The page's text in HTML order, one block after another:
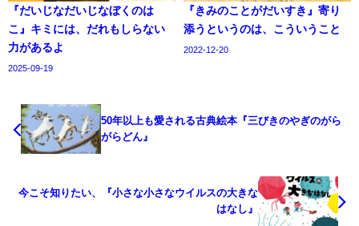
『だいじなだいじなぼくのは
こ』キミには、だれもしらない
力があるよ
2025-09-19
『きみのことがだいすき』寄り
添うというのは、こういうこと
2022-12-20
50年以上も愛される古典絵本『三びきのやぎのがら
がらどん』
今こそ知りたい、『小さな小さなウイルスの大きな
はなし』